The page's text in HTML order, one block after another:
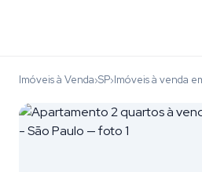
Imóveis à Venda›SP›Imóveis à venda